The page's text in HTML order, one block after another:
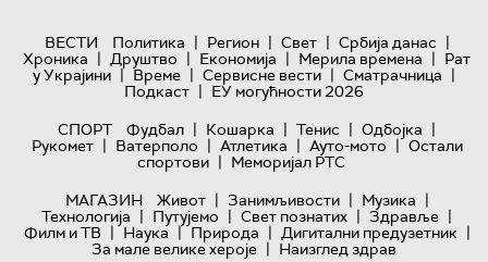
ВЕСТИ Политика | Регион | Свет | Србија данас |
Хроника | Друштво | Економија | Мерила времена | Рат
у Украјини | Време | Сервисне вести | Сматрачница |
Подкаст | ЕУ могућности 2026
СПОРТ
Фудбал | Кошарка | Тенис | Одбојка |
Рукомет | Ватерполо | Атлетика | Ауто-мото | Остали
спортови | Меморијал РТС
МАГАЗИН
Живот | Занимљивости | Музика |
Технологијa | Путујемо | Свет познатих | Здравље |
Филм и ТВ | Наука | Природа | Дигитални предузетник |
За мале велике хероје | Наизглед здрав